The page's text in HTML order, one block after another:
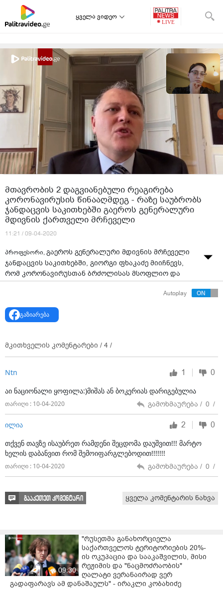
ყველა ვიდეო
მთავრობის 2 დაგვიანებული რეაგირება
კორონავირუსის წინააღმდეგ - რაზე საუბრობს
ჯანდაცვის საკითხებში გაეროს გენერალური
მდივნის ქართველი მრჩეველი
11:21 / 09-04-2020
პროფესორი,გაეროს გენერალური მდივნის მრჩეველი
ჯანდაცვის საკითხებში, გიორგი ფხაკაძე მიიჩნევს,
რომ კორონავირუსთან ბრძოლისას მსოფლიო და
საქართველო მაქსიმალურად ფრთხილად უნდა
იყვნენ. მან Palitravideo.ge-სთან ჯანდაცვის მსოფლიო
ორგანიზაციის მიერ გადადგმულ ნაბიჯებზე,
კორონავირუსთან ბრძოლაში სხვადასხვა ქვეყნის
ავტორი: ეკა აბაშიძე
Autoplay
გაზიარება
მკითხველის კომენტარები / 4 /
Ntn 1 0
აი ნაციონალი ყოფილა:)მიშას ან ბოკერიას დარიგებულია
თარიღი : 10-04-2020 გამოხმაურება / 0 /
ილია 2 0
თქვენ თავზე ისაუბრეთ რამდენი შეცდომა დაუშვით!!! მარტო
ხელის დაბანვით რომ შემოიფარგლებოდით!!!!!!!
თარიღი : 10-04-2020 გამოხმაურება / 0 /
გააკეთეთ კომენტარი ყველა კომენტარის ნახვა
09:30
"რუსეთმა განახორციელა
საქართველოს ტერიტორიების 20%-
ის ოკუპაცია და სააკაშვილის, მისი
რეჟიმის და "ნაცმოძრაობის"
ღალატი ვერანაირად ვერ
გადაფარავს ამ დანაშაულს" - ირაკლი კობახიძე